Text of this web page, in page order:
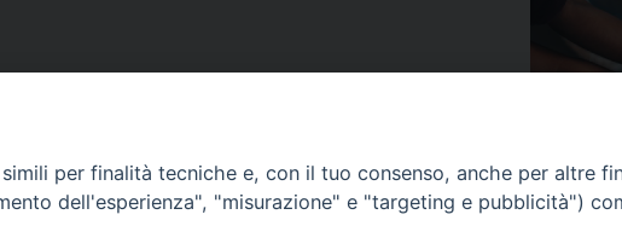
per finalità tecniche e, con il tuo consenso, anche per altre
dell'esperienza", "misurazione" e "targeting e pubblicità")